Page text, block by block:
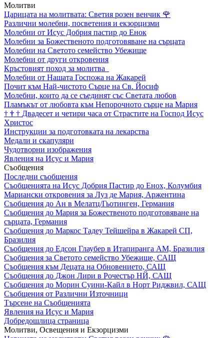
Молитви
Царицата на молитвата: Светия розен венчик 🌹
Различни молебни, посветения и екзорцизми
Молебни от Исус Добрия пастир до Енок
Молебни за Божественото подготовяване на сърцата
Молебни на Светото семейство Убежище
Молебни от други откровения
Кръстовият поход за молитва
Молебни от Нашата Госпожа на Жакарей
Почит към Най-чистото Сърце на Св. Йосиф
Молебни, които да се съединят със Светата любов
Пламъкът от любовта към Непорочното сърце на Мария
† † † Двадесет и четири часа от Страстите на Господ Исус
Христос
Инструкции за подготовката на лекарства
Медали и скапуляри
Чудотворни изображения
Явления на Исус и Мария
Съобщения
Последни съобщения
Съобщенията на Исус Добрия Пастир до Енох, Колумбия
Мариански откровения за Луз де Мария, Аржентина
Съобщения до Ан в Мелатц/Гьотинген, Германия
Съобщения до Мария за Божественото подготовяване на
сърцата, Германия
Съобщения до Маркос Тадеу Тейшейра в Жакарей СП,
Бразилия
Съобщения до Едсон Глаубер в Итапиранга АМ, Бразилия
Съобщения за Светото семейство Убежище, САЩ
Съобщения към Децата на Обновението, САЩ
Съобщения до Джон Лири в Рочестър НЙ, САЩ
Съобщения до Морин Суини-Кайл в Норт Риджвил, САЩ
Съобщения от Различни Източници
Търсене на Съобщенията
Явления на Исус и Мария
Добредошлица страница
Молитви, Освещения и Екзорцизми